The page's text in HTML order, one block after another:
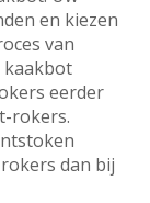
en kiezen
van
kaakbot
eerder
rokers.
dan bij